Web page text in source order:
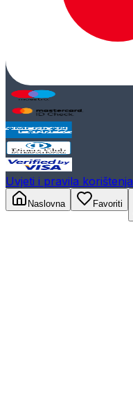
Uvjeti i pravila korištenja
Naslovna
Favoriti